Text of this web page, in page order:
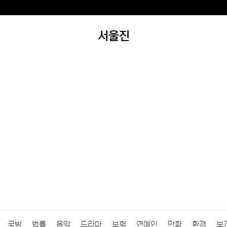
서울진
국방 법률 음악 드라마 보험 연예인 만화 환경 보